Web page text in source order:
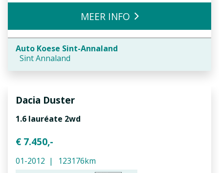
Auto Koese Sint-Annaland
Sint Annaland
MEER INFO
Dacia Duster
1.6 lauréate 2wd
€ 7.450,-
01-2012 123176km